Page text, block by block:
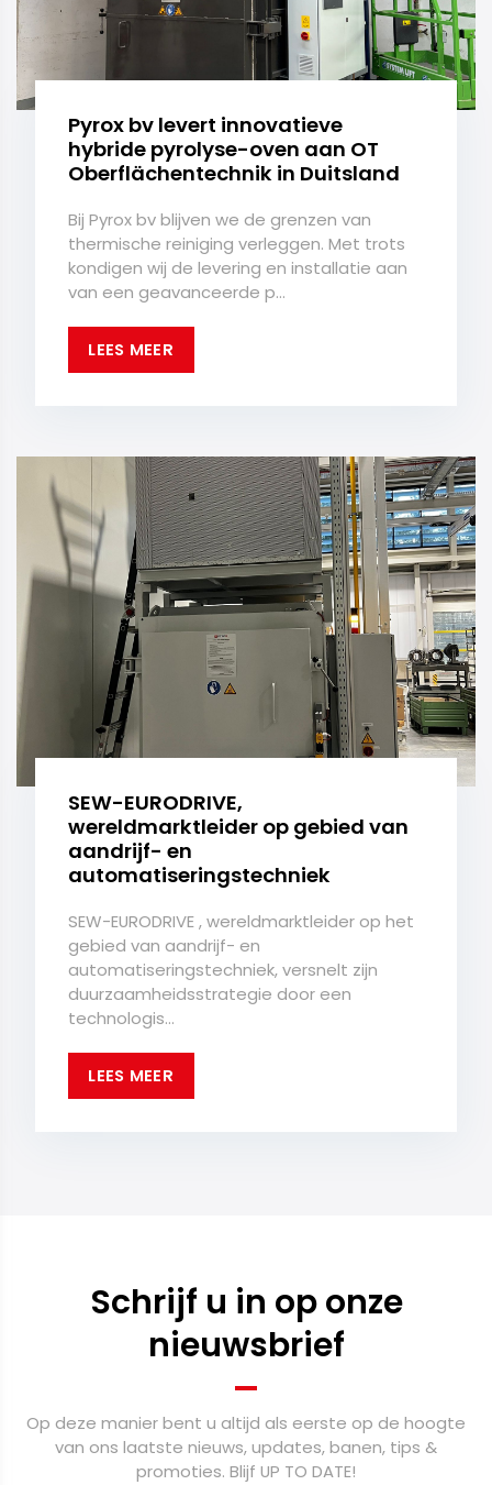
Pyrox bv levert innovatieve
hybride pyrolyse-oven aan OT
Oberflächentechnik in Duitsland
Bij Pyrox bv blijven we de grenzen van
thermische reiniging verleggen. Met trots
kondigen wij de levering en installatie aan
van een geavanceerde p...
LEES MEER
SEW-EURODRIVE,
wereldmarktleider op gebied van
aandrijf- en
automatiseringstechniek
SEW-EURODRIVE , wereldmarktleider op het
gebied van aandrijf- en
automatiseringstechniek, versnelt zijn
duurzaamheidsstrategie door een
technologis...
LEES MEER
Schrijf u in op onze
nieuwsbrief
Op deze manier bent u altijd als eerste op de hoogte
van ons laatste nieuws, updates, banen, tips &
promoties. Blijf UP TO DATE!